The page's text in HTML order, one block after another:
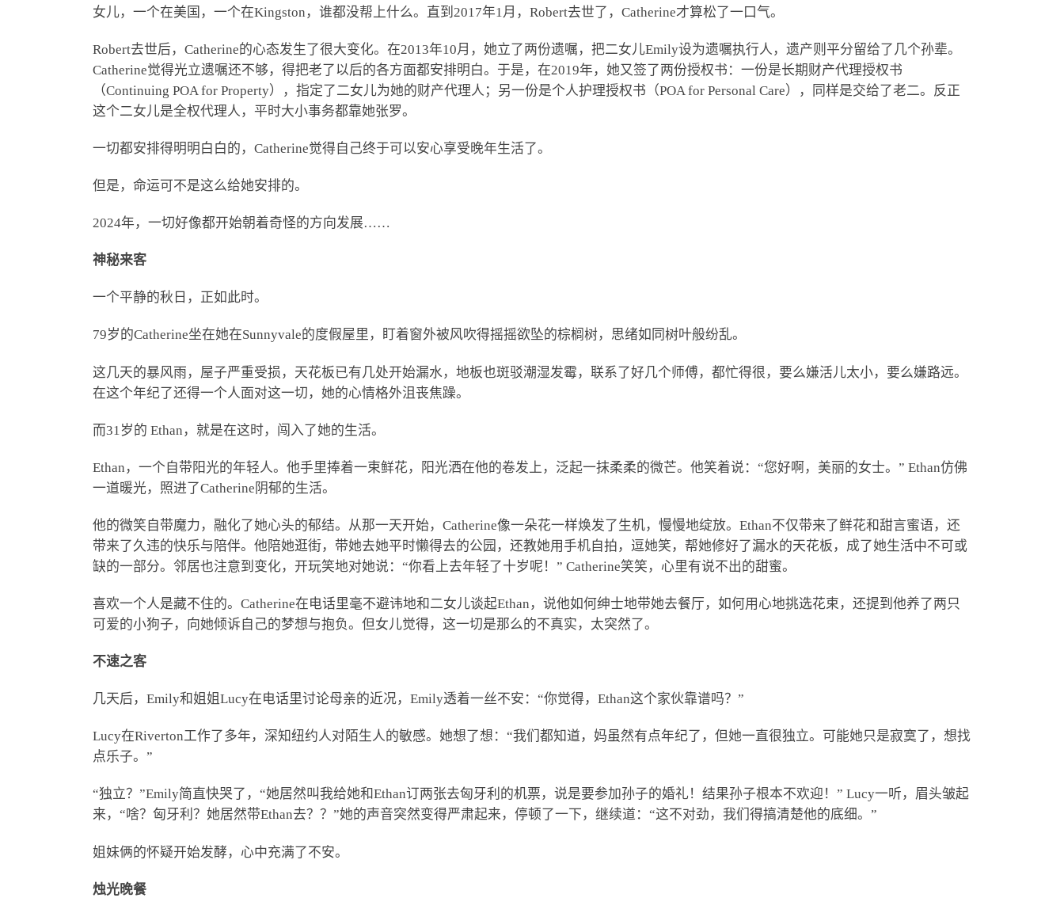
女儿，一个在美国，一个在Kingston，谁都没帮上什么。直到2017年1月，Robert去世了，Catherine才算松了一口气。
Robert去世后，Catherine的心态发生了很大变化。在2013年10月，她立了两份遗嘱，把二女儿Emily设为遗嘱执行人，遗产则平分留给了几个孙辈。
Catherine觉得光立遗嘱还不够，得把老了以后的各方面都安排明白。于是，在2019年，她又签了两份授权书：一份是长期财产代理授权书
（Continuing POA for Property），指定了二女儿为她的财产代理人；另一份是个人护理授权书（POA for Personal Care），同样是交给了老二。反正
这个二女儿是全权代理人，平时大小事务都靠她张罗。
一切都安排得明明白白的，Catherine觉得自己终于可以安心享受晚年生活了。
但是，命运可不是这么给她安排的。
2024年，一切好像都开始朝着奇怪的方向发展……
神秘来客
一个平静的秋日，正如此时。
79岁的Catherine坐在她在Sunnyvale的度假屋里，盯着窗外被风吹得摇摇欲坠的棕榈树，思绪如同树叶般纷乱。
这几天的暴风雨，屋子严重受损，天花板已有几处开始漏水，地板也斑驳潮湿发霉，联系了好几个师傅，都忙得很，要么嫌活儿太小，要么嫌路远。
在这个年纪了还得一个人面对这一切，她的心情格外沮丧焦躁。
而31岁的 Ethan，就是在这时，闯入了她的生活。
Ethan，一个自带阳光的年轻人。他手里捧着一束鲜花，阳光洒在他的卷发上，泛起一抹柔柔的微芒。他笑着说：“您好啊，美丽的女士。” Ethan仿佛
一道暖光，照进了Catherine阴郁的生活。
他的微笑自带魔力，融化了她心头的郁结。从那一天开始，Catherine像一朵花一样焕发了生机，慢慢地绽放。Ethan不仅带来了鲜花和甜言蜜语，还
带来了久违的快乐与陪伴。他陪她逛街，带她去她平时懒得去的公园，还教她用手机自拍，逗她笑，帮她修好了漏水的天花板，成了她生活中不可或
缺的一部分。邻居也注意到变化，开玩笑地对她说：“你看上去年轻了十岁呢！” Catherine笑笑，心里有说不出的甜蜜。
喜欢一个人是藏不住的。Catherine在电话里毫不避讳地和二女儿谈起Ethan，说他如何绅士地带她去餐厅，如何用心地挑选花束，还提到他养了两只
可爱的小狗子，向她倾诉自己的梦想与抱负。但女儿觉得，这一切是那么的不真实，太突然了。
不速之客
几天后，Emily和姐姐Lucy在电话里讨论母亲的近况，Emily透着一丝不安：“你觉得，Ethan这个家伙靠谱吗？”
Lucy在Riverton工作了多年，深知纽约人对陌生人的敏感。她想了想：“我们都知道，妈虽然有点年纪了，但她一直很独立。可能她只是寂寞了，想找
点乐子。”
“独立？”Emily简直快哭了，“她居然叫我给她和Ethan订两张去匈牙利的机票，说是要参加孙子的婚礼！结果孙子根本不欢迎！” Lucy一听，眉头皱起
来，“啥？匈牙利？她居然带Ethan去？？”她的声音突然变得严肃起来，停顿了一下，继续道：“这不对劲，我们得搞清楚他的底细。”
姐妹俩的怀疑开始发酵，心中充满了不安。
烛光晚餐